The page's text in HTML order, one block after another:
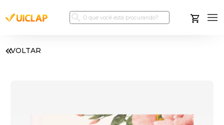
VOLTAR